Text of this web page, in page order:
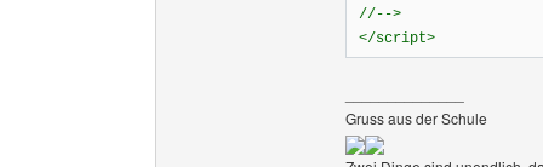
//-->
</script>
Gruss aus der Schule